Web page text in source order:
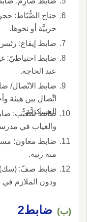
جناح الضُّبّاط:
حربيَّة أو نحوها.
ضابط إيقاع:
ضابط احتياطيّ:
عند الحاجة.
ضابط الاتّصال/
اتِّصال بين هيئة
العسكريَّة.
ضابط التغيُّب:
والغياب في
ضابط معاون:
منه رتبة.
ضابط صفّ: (سك)
ودون الملازم
(ب) ضابط2